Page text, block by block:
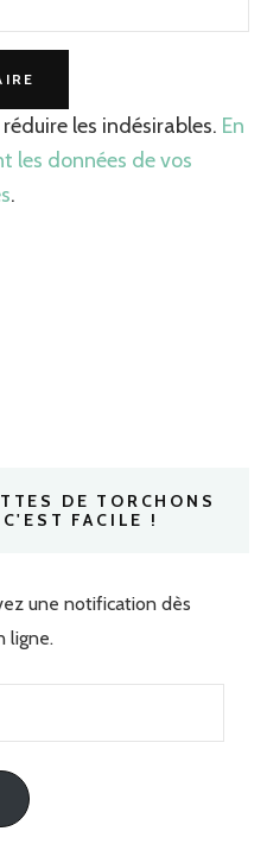
les indésirables. En
les données de vos
.
DE TORCHONS
FACILE !
une notification dès
ligne.